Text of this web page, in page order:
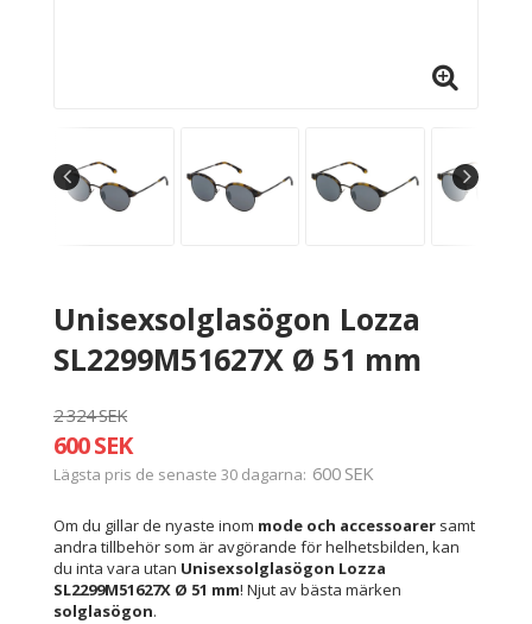
Unisexsolglasögon Lozza
SL2299M51627X Ø 51 mm
2 324 SEK
600 SEK
Lägsta pris de senaste 30 dagarna 600 SEK
Om du gillar de nyaste inom mode och accessoarer samt
andra tillbehör som är avgörande för helhetsbilden, kan
du inta vara utan Unisexsolglasögon Lozza
SL2299M51627X Ø 51 mm! Njut av bästa märken
solglasögon.